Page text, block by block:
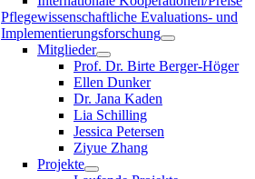
Pflegewissenschaftliche Evaluations- und
Implementierungsforschung
Mitglieder
Prof. Dr. Birte Berger-Höger
Ellen Dunker
Dr. Jana Kaden
Lia Schilling
Jessica Petersen
Ziyue Zhang
Projekte